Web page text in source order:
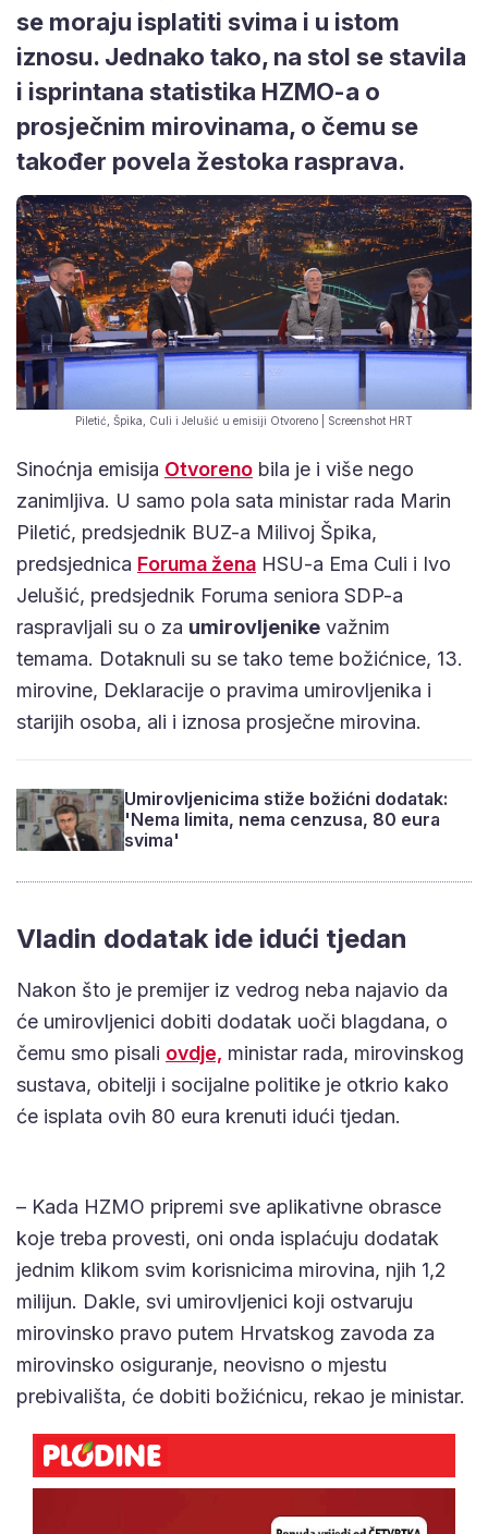
se moraju isplatiti svima i u istom
iznosu. Jednako tako, na stol se stavila
i isprintana statistika HZMO-a o
prosječnim mirovinama, o čemu se
također povela žestoka rasprava.
Piletić, Špika, Culi i Jelušić u emisiji Otvoreno | Screenshot HRT
Sinoćnja emisija Otvoreno bila je i više nego
zanimljiva. U samo pola sata ministar rada Marin
Piletić, predsjednik BUZ-a Milivoj Špika,
predsjednica Foruma žena HSU-a Ema Culi i Ivo
Jelušić, predsjednik Foruma seniora SDP-a
raspravljali su o za umirovljenike važnim
temama. Dotaknuli su se tako teme božićnice, 13.
mirovine, Deklaracije o pravima umirovljenika i
starijih osoba, ali i iznosa prosječne mirovina.
Umirovljenicima stiže božićni dodatak:
'Nema limita, nema cenzusa, 80 eura
svima'
Vladin dodatak ide idući tjedan
Nakon što je premijer iz vedrog neba najavio da
će umirovljenici dobiti dodatak uoči blagdana, o
čemu smo pisali ovdje, ministar rada, mirovinskog
sustava, obitelji i socijalne politike je otkrio kako
će isplata ovih 80 eura krenuti idući tjedan.
– Kada HZMO pripremi sve aplikativne obrasce
koje treba provesti, oni onda isplaćuju dodatak
jednim klikom svim korisnicima mirovina, njih 1,2
milijun. Dakle, svi umirovljenici koji ostvaruju
mirovinsko pravo putem Hrvatskog zavoda za
mirovinsko osiguranje, neovisno o mjestu
prebivališta, će dobiti božićnicu, rekao je ministar.